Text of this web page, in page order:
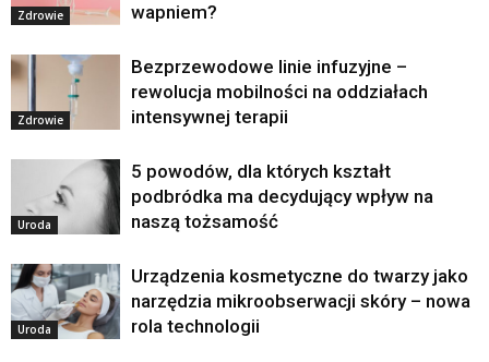
Zdrowie
wapniem?
Zdrowie
Bezprzewodowe linie infuzyjne –
rewolucja mobilności na oddziałach
intensywnej terapii
Uroda
5 powodów, dla których kształt
podbródka ma decydujący wpływ na
naszą tożsamość
Uroda
Urządzenia kosmetyczne do twarzy jako
narzędzia mikroobserwacji skóry – nowa
rola technologii